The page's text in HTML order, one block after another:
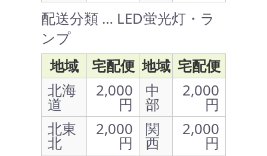
配送分類 … LED蛍光灯・ラ
ンプ
地域
宅配便 地域 宅配便
北海
道
2,000
円
中
部
2,000
円
北東
北
2,000
円
関
西
2,000
円